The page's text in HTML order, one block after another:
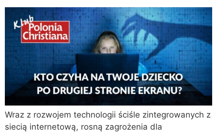
Wraz z rozwojem technologii ściśle zintegrowanych z
siecią internetową, rosną zagrożenia dla